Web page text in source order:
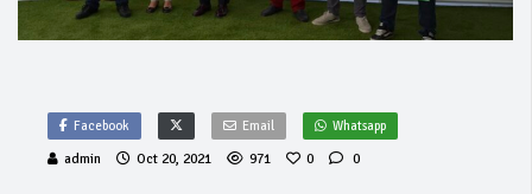
Facebook Email Whatsapp
admin Oct 20, 2021 971 0 0